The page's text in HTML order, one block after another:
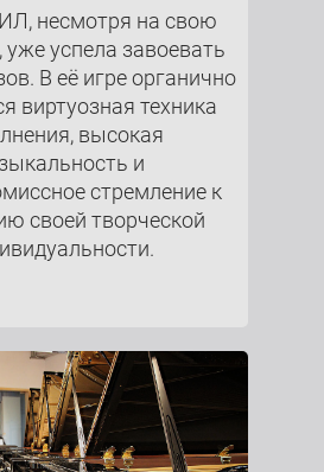
несмотря на свою
уже успела завоевать
В её игре органично
виртуозная техника
высокая
и
стремление к
своей творческой